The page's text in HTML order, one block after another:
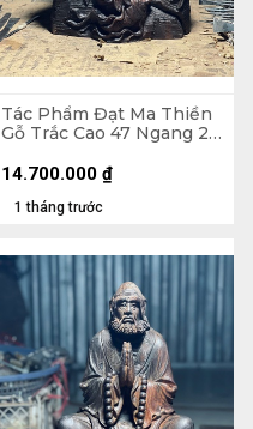
Tác Phẩm Đạt Ma Thiền
Gỗ Trắc Cao 47 Ngang 26
1 tháng trước
14.700.000 ₫